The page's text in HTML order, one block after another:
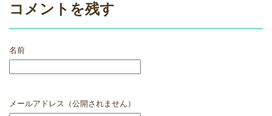
コメントを残す
名前
メールアドレス（公開されません）